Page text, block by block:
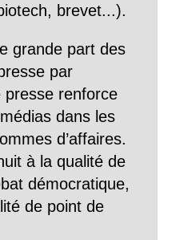
brevet...).
grande part des
par
presse renforce
dans les
d’affaires.
à la qualité de
démocratique,
de point de